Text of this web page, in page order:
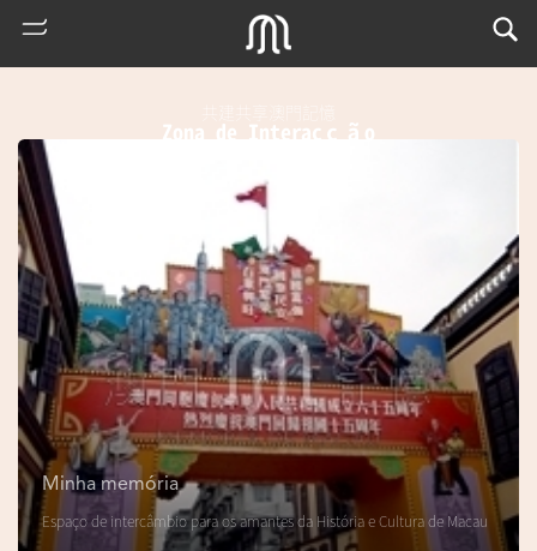
門
搜
索
m
Zona de Interacção
Minha memória
Espaço de intercâmbio para os amantes da História e Cultura de Macau